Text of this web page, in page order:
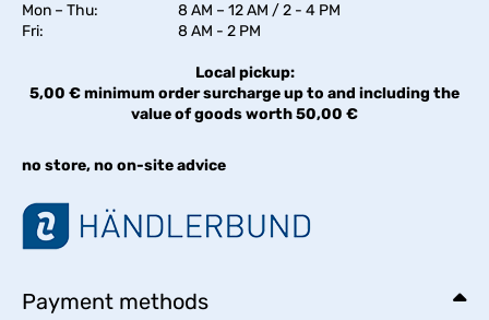
Mon – Thu:
8 AM – 12 AM / 2 - 4 PM
Fri:
8 AM - 2 PM
Local pickup:
5,00 € minimum order surcharge up to and including the
value of goods worth 50,00 €
no store, no on-site advice
Payment methods